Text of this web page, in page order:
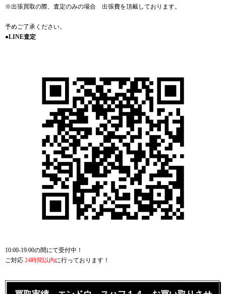
※出張買取の際、査定のみの場合 出張費を頂戴しております。
予めご了承ください。
●LINE査定
10:00-19:00の間にて受付中！
ご対応 24時間以内に行っております！